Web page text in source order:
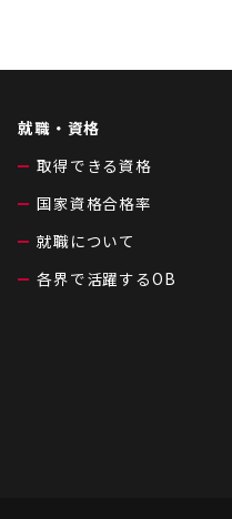
就職・資格
取得できる資格
国家資格合格率
就職について
各界で活躍するOB